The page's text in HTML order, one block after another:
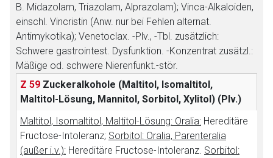
B. Midazolam, Triazolam, Alprazolam); Vinca-Alkaloiden,
einschl. Vincristin (Anw. nur bei Fehlen alternat.
Antimykotika); Venetoclax. -Plv., -Tbl. zusätzlich:
Schwere gastrointest. Dysfunktion. -Konzentrat zusätzl.:
Mäßige od. schwere Nierenfunkt.-stör.
Z 59 Zuckeralkohole (Maltitol, Isomaltitol,
Maltitol-Lösung, Mannitol, Sorbitol, Xylitol) (Plv.)
Maltitol, Isomaltitol, Maltitol-Lösung: Oralia: Hereditäre
Fructose-Intoleranz; Sorbitol: Oralia, Parenteralia
(außer i.v.): Hereditäre Fructose-Intoleranz. Sorbitol: